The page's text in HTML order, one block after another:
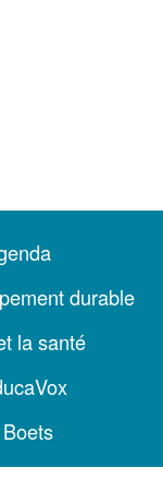
durable
la santé